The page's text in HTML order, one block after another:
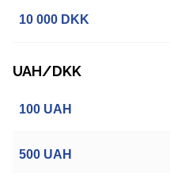
10 000 DKK
UAH/DKK
100 UAH
500 UAH